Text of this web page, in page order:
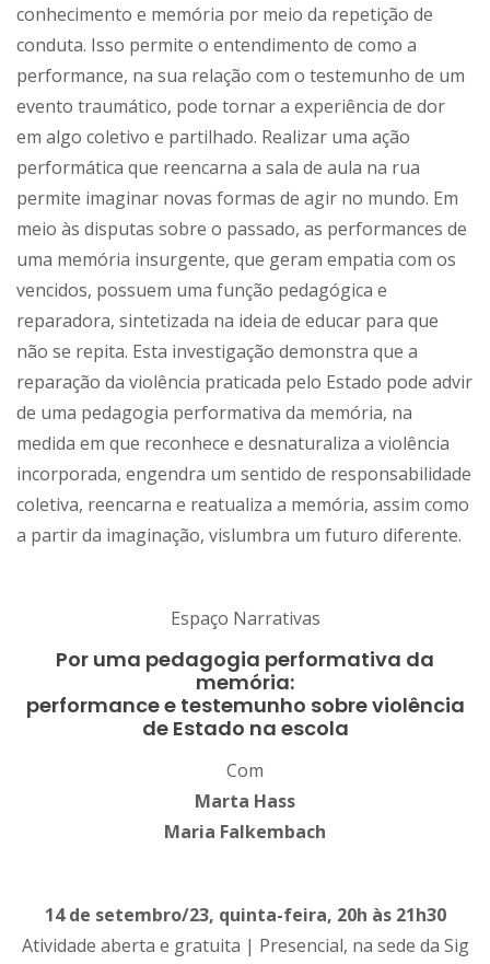
conhecimento e memória por meio da repetição de
conduta. Isso permite o entendimento de como a
performance, na sua relação com o testemunho de um
evento traumático, pode tornar a experiência de dor
em algo coletivo e partilhado. Realizar uma ação
performática que reencarna a sala de aula na rua
permite imaginar novas formas de agir no mundo. Em
meio às disputas sobre o passado, as performances de
uma memória insurgente, que geram empatia com os
vencidos, possuem uma função pedagógica e
reparadora, sintetizada na ideia de educar para que
não se repita. Esta investigação demonstra que a
reparação da violência praticada pelo Estado pode advir
de uma pedagogia performativa da memória, na
medida em que reconhece e desnaturaliza a violência
incorporada, engendra um sentido de responsabilidade
coletiva, reencarna e reatualiza a memória, assim como
a partir da imaginação, vislumbra um futuro diferente.
Espaço Narrativas
Por uma pedagogia performativa da
memória:
performance e testemunho sobre violência
de Estado na escola
Com
Marta Hass
Maria Falkembach
14 de setembro/23, quinta-feira, 20h às 21h30
Atividade aberta e gratuita | Presencial, na sede da Sig